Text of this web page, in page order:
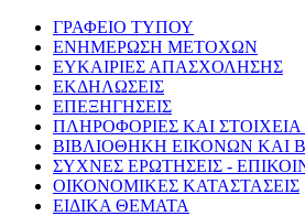
ΓΡΑΦΕΙΟ ΤΥΠΟΥ
ΕΝΗΜΕΡΩΣΗ ΜΕΤΟΧΩΝ
ΕΥΚΑΙΡΙΕΣ ΑΠΑΣΧΟΛΗΣΗΣ
ΕΚΔΗΛΩΣΕΙΣ
ΕΠΕΞΗΓΗΣΕΙΣ
ΠΛΗΡΟΦΟΡΙΕΣ ΚΑΙ
ΒΙΒΛΙΟΘΗΚΗ ΕΙΚΟΝΩΝ ΚΑΙ
ΣΥΧΝΕΣ ΕΡΩΤΗΣΕΙΣ -
ΟΙΚΟΝΟΜΙΚΕΣ ΚΑΤΑΣΤΑΣΕΙΣ
ΕΙΔΙΚΑ ΘΕΜΑΤΑ